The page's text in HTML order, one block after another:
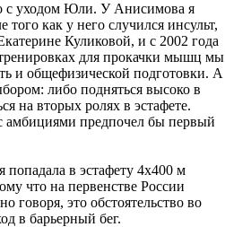
с уходом Юли. У Анисимова я
того как у него случился инсульт,
Куликовой, и с 2002 года
для прокачки мышц мы
и общефизической подготовки. А
либо подняться высоко в
на вторых ролях в эстафете.
амбициями предпочел бы первый
в эстафету 4х400 м
что на первенстве России
говоря, это обстоятельство во
в барьерный бег.